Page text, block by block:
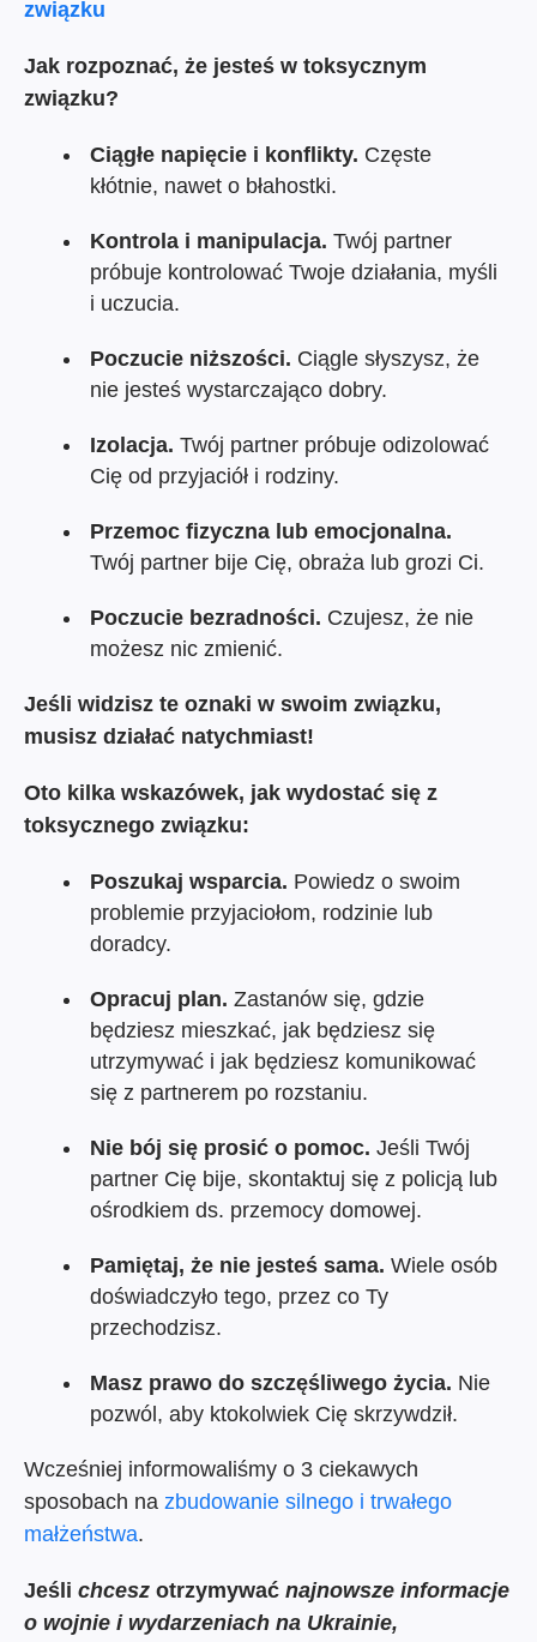
związku
Jak rozpoznać, że jesteś w toksycznym
związku?
Ciągłe napięcie i konflikty. Częste
kłótnie, nawet o błahostki.
Kontrola i manipulacja. Twój partner
próbuje kontrolować Twoje działania, myśli
i uczucia.
Poczucie niższości. Ciągle słyszysz, że
nie jesteś wystarczająco dobry.
Izolacja. Twój partner próbuje odizolować
Cię od przyjaciół i rodziny.
Przemoc fizyczna lub emocjonalna.
Twój partner bije Cię, obraża lub grozi Ci.
Poczucie bezradności. Czujesz, że nie
możesz nic zmienić.
Jeśli widzisz te oznaki w swoim związku,
musisz działać natychmiast!
Oto kilka wskazówek, jak wydostać się z
toksycznego związku:
Poszukaj wsparcia. Powiedz o swoim
problemie przyjaciołom, rodzinie lub
doradcy.
Opracuj plan. Zastanów się, gdzie
będziesz mieszkać, jak będziesz się
utrzymywać i jak będziesz komunikować
się z partnerem po rozstaniu.
Nie bój się prosić o pomoc. Jeśli Twój
partner Cię bije, skontaktuj się z policją lub
ośrodkiem ds. przemocy domowej.
Pamiętaj, że nie jesteś sama. Wiele osób
doświadczyło tego, przez co Ty
przechodzisz.
Masz prawo do szczęśliwego życia. Nie
pozwól, aby ktokolwiek Cię skrzywdził.
Wcześniej informowaliśmy o 3 ciekawych
sposobach na zbudowanie silnego i trwałego
małżeństwa.
Jeśli chcesz otrzymywać najnowsze informacje
o wojnie i wydarzeniach na Ukrainie,